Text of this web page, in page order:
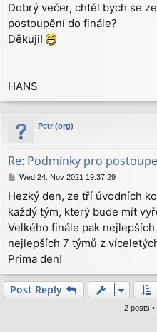
s
t
Dobrý večer, chtěl bych se
postoupění do finále?
Děkuji!
HANS
Petr (org)
Re: Podmínky pro
P
s
t
Wed 24. Nov 2021 19:37:29
Hezký den, ze tří úvodních
každý tým, který bude mít
Velkého finále pak
nejlepších 7 týmů z
Prima den!
Post Reply
2 posts •